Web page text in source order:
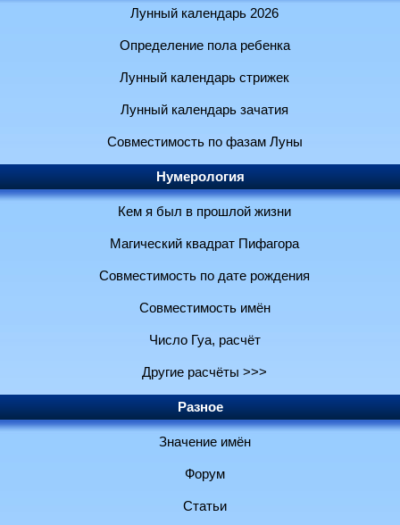
Лунный календарь 2026
Определение пола ребенка
Лунный календарь стрижек
Лунный календарь зачатия
Совместимость по фазам Луны
Нумерология
Кем я был в прошлой жизни
Магический квадрат Пифагора
Совместимость по дате рождения
Совместимость имён
Число Гуа, расчёт
Другие расчёты >>>
Разное
Значение имён
Форум
Статьи